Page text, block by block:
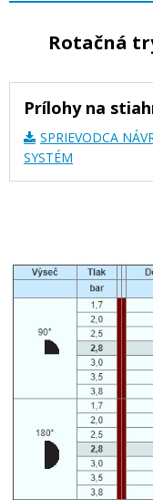
Rotačná
Prílohy na
SPRIEVODCA
SYSTÉM